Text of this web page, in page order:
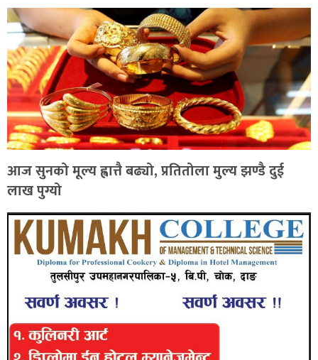
आज सुनको मूल्य ह्वात्तै बढ्यो, प्रतितोला मुल्य झण्डै दुई
लाख पुग्यो